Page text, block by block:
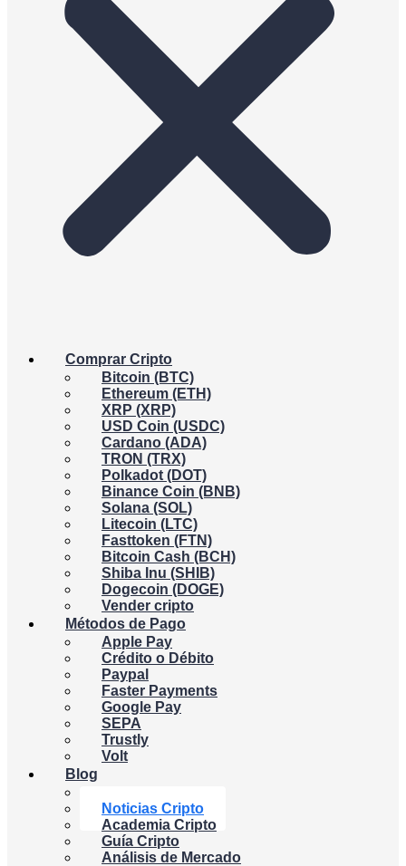
Comprar Cripto
Bitcoin (BTC)
Ethereum (ETH)
XRP (XRP)
USD Coin (USDC)
Cardano (ADA)
TRON (TRX)
Polkadot (DOT)
Binance Coin (BNB)
Solana (SOL)
Litecoin (LTC)
Fasttoken (FTN)
Bitcoin Cash (BCH)
Shiba Inu (SHIB)
Dogecoin (DOGE)
Vender cripto
Métodos de Pago
Apple Pay
Crédito o Débito
Paypal
Faster Payments
Google Pay
SEPA
Trustly
Volt
Blog
Noticias Cripto
Academia Cripto
Guía Cripto
Análisis de Mercado